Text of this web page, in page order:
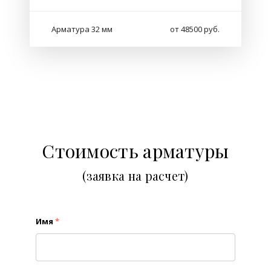
Арматура 32 мм от 48500 руб.
Стоимость арматуры
(заявка на расчет)
Имя *